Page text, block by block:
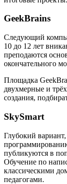
GeekBrains
Следующий
10 до 12 лет
преподаются
окончательного
Площадка
двухмерные и
создания,
SkySmart
Глубокий
публикуются в
Обучение по
классическими
педагогами.